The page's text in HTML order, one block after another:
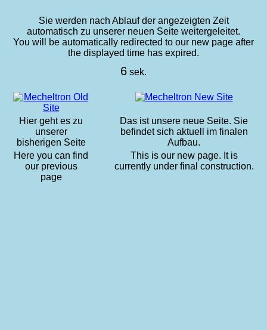
Sie werden nach Ablauf der angezeigten Zeit
automatisch zu unserer neuen Seite weitergeleitet.
You will be automatically redirected to our new page after
the displayed time has expired.
6 sek.
Hier geht es zu
unserer
bisherigen Seite
Das ist unsere neue Seite. Sie
befindet sich aktuell im finalen
Aufbau.
Here you can find
our previous
page
This is our new page. It is
currently under final construction.